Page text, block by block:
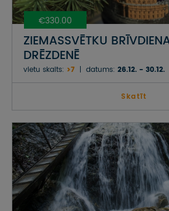
€330.00
ZIEMASSVĒTKU
DRĒZDENĒ
vietu skaits: >7 datums: 26.12. - 30.12.
Skatīt